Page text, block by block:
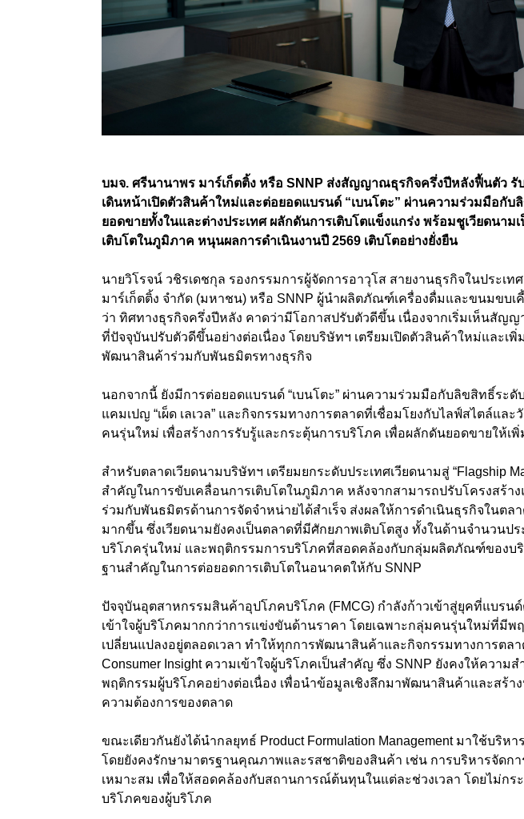
บมจ. ศรีนานาพร มาร์เก็ตติ้ง หรือ SNNP ส่งสัญญาณธุรกิจครึ่งปีหลังฟื้นตัว รั
เดินหน้าเปิดตัวสินค้าใหม่และต่อยอดแบรนด์ “เบนโตะ” ผ่านความร่วมมือกับ
ยอดขายทั้งในและต่างประเทศ ผลักดันการเติบโตแข็งแกร่ง พร้อมชูเวียดนาม
เติบโตในภูมิภาค หนุนผลการดำเนินงานปี 2569 เติบโตอย่างยั่งยืน
นายวิโรจน์ วชิรเดชกุล รองกรรมการผู้จัดการอาวุโส สายงานธุรกิจในประเ
มาร์เก็ตติ้ง จำกัด (มหาชน) หรือ SNNP ผู้นำผลิตภัณฑ์เครื่องดื่มและขนมขบเคี้
ว่า ทิศทางธุรกิจครึ่งปีหลัง คาดว่ามีโอกาสปรับตัวดีขึ้น เนื่องจากเริ่มเห็นสัญ
ที่ปัจจุบันปรับตัวดีขึ้นอย่างต่อเนื่อง โดยบริษัทฯ เตรียมเปิดตัวสินค้าใหม่และเ
พัฒนาสินค้าร่วมกับพันธมิตรทางธุรกิจ
นอกจากนี้ ยังมีการต่อยอดแบรนด์ “เบนโตะ” ผ่านความร่วมมือกับลิขสิทธิ์ระ
แคมเปญ “เผ็ด เลเวล” และกิจกรรมทางการตลาดที่เชื่อมโยงกับไลฟ์สไตล์แล
คนรุ่นใหม่ เพื่อสร้างการรับรู้และกระตุ้นการบริโภค เพื่อผลักดันยอดขายให้เ
สำหรับตลาดเวียดนามบริษัทฯ เตรียมยกระดับประเทศเวียดนามสู่ “Flagship
สำคัญในการขับเคลื่อนการเติบโตในภูมิภาค หลังจากสามารถปรับโครงสร้า
ร่วมกับพันธมิตรด้านการจัดจำหน่ายได้สำเร็จ ส่งผลให้การดำเนินธุรกิจในตล
มากขึ้น ซึ่งเวียดนามยังคงเป็นตลาดที่มีศักยภาพเติบโตสูง ทั้งในด้านจำนวนป
บริโภครุ่นใหม่ และพฤติกรรมการบริโภคที่สอดคล้องกับกลุ่มผลิตภัณฑ์ของบ
ฐานสำคัญในการต่อยอดการเติบโตในอนาคตให้กับ SNNP
ปัจจุบันอุตสาหกรรมสินค้าอุปโภคบริโภค (FMCG) กำลังก้าวเข้าสู่ยุคที่แบรน
เข้าใจผู้บริโภคมากกว่าการแข่งขันด้านราคา โดยเฉพาะกลุ่มคนรุ่นใหม่ที่มีพ
เปลี่ยนแปลงอยู่ตลอดเวลา ทำให้ทุกการพัฒนาสินค้าและกิจกรรมทางการตลา
Consumer Insight ความเข้าใจผู้บริโภคเป็นสำคัญ ซึ่ง SNNP ยังคงให้ความ
พฤติกรรมผู้บริโภคอย่างต่อเนื่อง เพื่อนำข้อมูลเชิงลึกมาพัฒนาสินค้าและสร้า
ความต้องการของตลาด
ขณะเดียวกันยังได้นำกลยุทธ์ Product Formulation Management มาใช้บริห
โดยยังคงรักษามาตรฐานคุณภาพและรสชาติของสินค้า เช่น การบริหารจัดก
เหมาะสม เพื่อให้สอดคล้องกับสถานการณ์ต้นทุนในแต่ละช่วงเวลา โดยไม่ก
บริโภคของผู้บริโภค